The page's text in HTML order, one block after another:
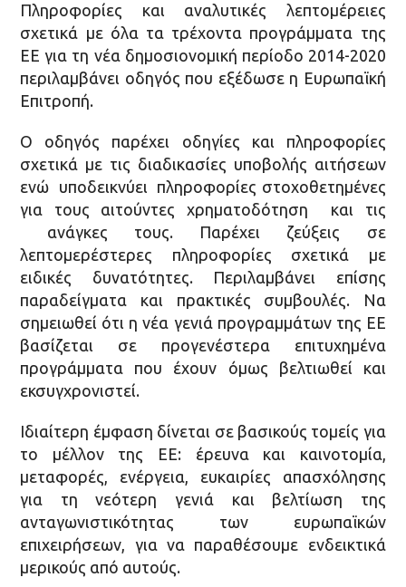
Πληροφορίες και αναλυτικές λεπτομέρειες
σχετικά με όλα τα τρέχοντα προγράμματα της
ΕΕ για τη νέα δημοσιονομική περίοδο 2014-2020
περιλαμβάνει οδηγός που εξέδωσε η Ευρωπαϊκή
Επιτροπή.
Ο οδηγός παρέχει οδηγίες και πληροφορίες
σχετικά με τις διαδικασίες υποβολής αιτήσεων
ενώ υποδεικνύει πληροφορίες στοχοθετημένες
για τους αιτούντες χρηματοδότηση και τις
ανάγκες τους. Παρέχει ζεύξεις σε
λεπτομερέστερες πληροφορίες σχετικά με
ειδικές δυνατότητες. Περιλαμβάνει επίσης
παραδείγματα και πρακτικές συμβουλές. Να
σημειωθεί ότι η νέα γενιά προγραμμάτων της ΕΕ
βασίζεται σε προγενέστερα επιτυχημένα
προγράμματα που έχουν όμως βελτιωθεί και
εκσυγχρονιστεί.
Ιδιαίτερη έμφαση δίνεται σε βασικούς τομείς για
το μέλλον της ΕΕ: έρευνα και καινοτομία,
μεταφορές, ενέργεια, ευκαιρίες απασχόλησης
για τη νεότερη γενιά και βελτίωση της
ανταγωνιστικότητας των ευρωπαϊκών
επιχειρήσεων, για να παραθέσουμε ενδεικτικά
μερικούς από αυτούς.